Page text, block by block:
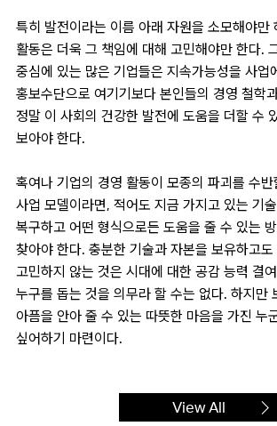
특히 발전이라는 이름 아래 자원을 소모해야만
활동은 더욱 그 책임에 대해 고민해야만 한다.
중심에 있는 많은 기업들은 지속가능성을 사업
홍보수단으로 여기기보다 본인들의 경영 철학
정말 이 사회의 건강한 발전에 도움을 더할 수
보아야 한다.
혹여나 기업의 경영 활동이 모종의 파괴를 수반
사업 모델이라면, 적어도 지금 가지고 있는 기
복구하고 어떤 형식으로든 도움을 줄 수 있는 방
찾아야 한다. 충분한 기술과 자본을 보유하고도
고민하지 않는 것은 시대에 대한 공감 능력 결
누구를 돕는 것을 의무라 할 수는 없다. 하지만
아픔을 안아 줄 수 있는 따뜻한 마음을 가진 누
싶어하기 마련이다.
View All